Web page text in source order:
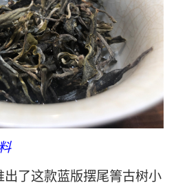
了这款蓝版摆尾箐古树小